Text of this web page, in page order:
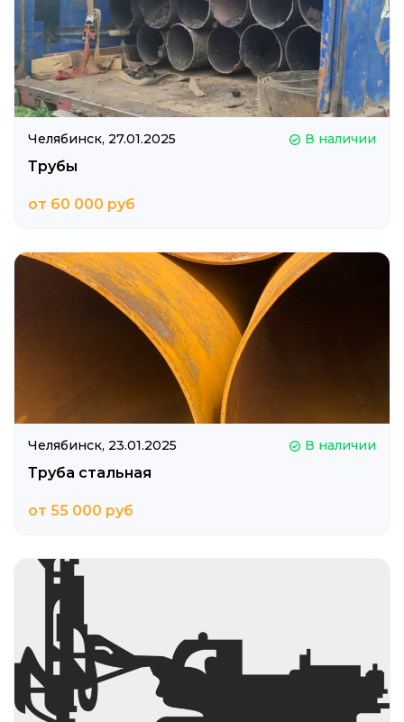
Челябинск, 27.01.2025 В наличии
Трубы
от 60 000 руб
Челябинск, 23.01.2025 В наличии
Труба стальная
от 55 000 руб